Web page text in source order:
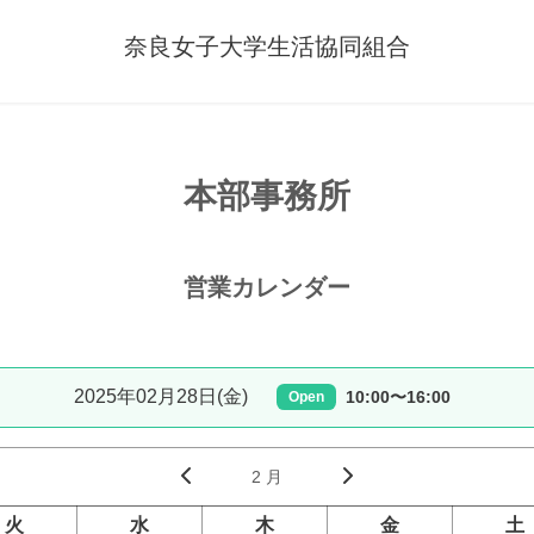
奈良女子大学生活協同組合
本部事務所
営業カレンダー
2025年02月28日(金) Open 10:00〜16:00
2 月
火 水 木 金 土